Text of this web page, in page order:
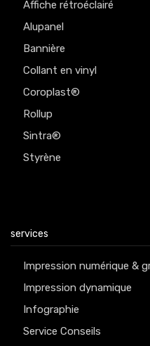
Affiche rétroéclairé
Alupanel
Bannière
Collant en vinyl
Coroplast®
Rollup
Sintra®
Styrène
services
Impression numérique &
Impression dynamique
Infographie
Service Conseils